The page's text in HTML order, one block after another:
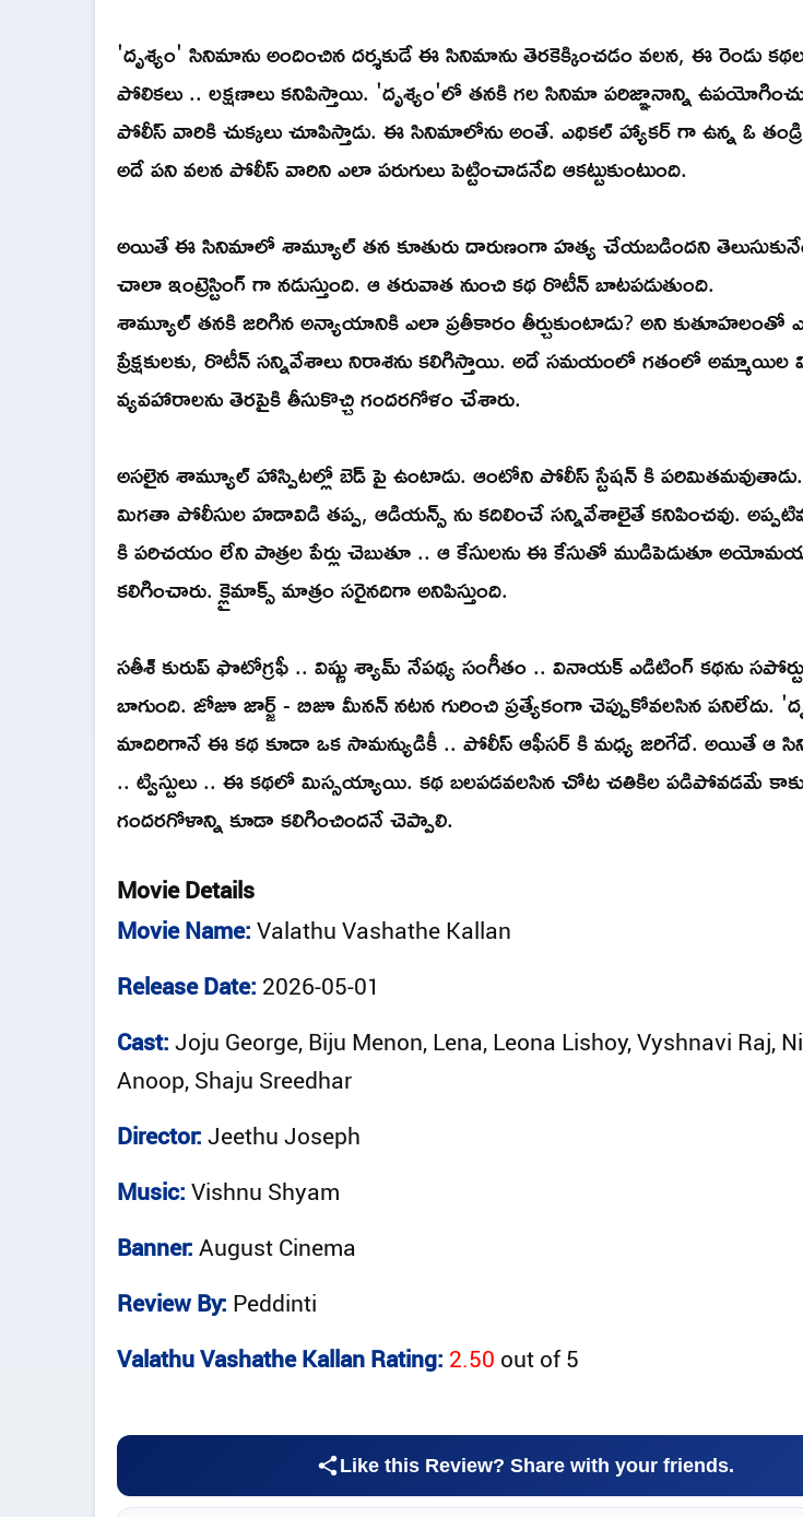
'దృశ్యం' సినిమాను అందించిన దర్శకుడే ఈ సినిమాను తెరకెక్కించడం వలన, ఈ రెండు
పోలికలు .. లక్షణాలు కనిపిస్తాయి. 'దృశ్యం'లో తనకి గల సినిమా పరిజ్ఞానాన్ని
పోలీస్ వారికి చుక్కలు చూపిస్తాడు. ఈ సినిమాలోను అంతే. ఎథికల్ హ్యాకర్ గా ఉన్న ఓ
అదే పని వలన పోలీస్ వారిని ఎలా పరుగులు పెట్టించాడనేది ఆకట్టుకుంటుంది.
అయితే ఈ సినిమాలో శామ్యూల్ తన కూతురు దారుణంగా హత్య చేయబడిందని
చాలా ఇంట్రెస్టింగ్ గా నడుస్తుంది. ఆ తరువాత నుంచి కథ రొటీన్ బాటపడుతుంది.
శామ్యూల్ తనకి జరిగిన అన్యాయానికి ఎలా ప్రతీకారం తీర్చుకుంటాడు? అని కుతూహలంతో
ప్రేక్షకులకు, రొటీన్ సన్నివేశాలు నిరాశను కలిగిస్తాయి. అదే సమయంలో గతంలో అమ్మాయిల
వ్యవహారాలను తెరపైకి తీసుకొచ్చి గందరగోళం చేశారు.
అసలైన శామ్యూల్ హాస్పిటల్లో బెడ్ పై ఉంటాడు. ఆంటోని పోలీస్ స్టేషన్ కి
మిగతా పోలీసుల హడావిడి తప్ప, ఆడియన్స్ ను కదిలించే సన్నివేశాలైతే కనిపించవు.
కి పరిచయం లేని పాత్రల పేర్లు చెబుతూ .. ఆ కేసులను ఈ కేసుతో ముడిపెడుతూ
కలిగించారు. క్లైమాక్స్ మాత్రం సరైనదిగా అనిపిస్తుంది.
సతీశ్ కురుప్ ఫొటోగ్రఫీ .. విష్ణు శ్యామ్ నేపథ్య సంగీతం .. వినాయక్ ఎడిటింగ్ కథను
బాగుంది. జోజూ జార్జ్ - బిజూ మీనన్ నటన గురించి ప్రత్యేకంగా చెప్పుకోవలసిన పనిలేదు.
మాదిరిగానే ఈ కథ కూడా ఒక సామన్యుడికీ .. పోలీస్ ఆఫీసర్ కి మధ్య జరిగేదే. అయితే ఆ
.. ట్విస్టులు .. ఈ కథలో మిస్సయ్యాయి. కథ బలపడవలసిన చోట చతికిల పడిపోవడమే
గందరగోళాన్ని కూడా కలిగించిందనే చెప్పాలి.
Movie Details
Movie Name: Valathu Vashathe Kallan
Release Date: 2026-05-01
Cast: Joju George, Biju Menon, Lena, Leona Lishoy, Vyshnavi Raj,
Anoop, Shaju Sreedhar
Director: Jeethu Joseph
Music: Vishnu Shyam
Banner: August Cinema
Review By: Peddinti
Valathu Vashathe Kallan Rating: 2.50 out of5
Like this Review? Share with your friends.